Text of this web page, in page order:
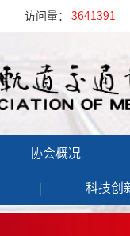
访问量： 3641391
协会概况
科技创